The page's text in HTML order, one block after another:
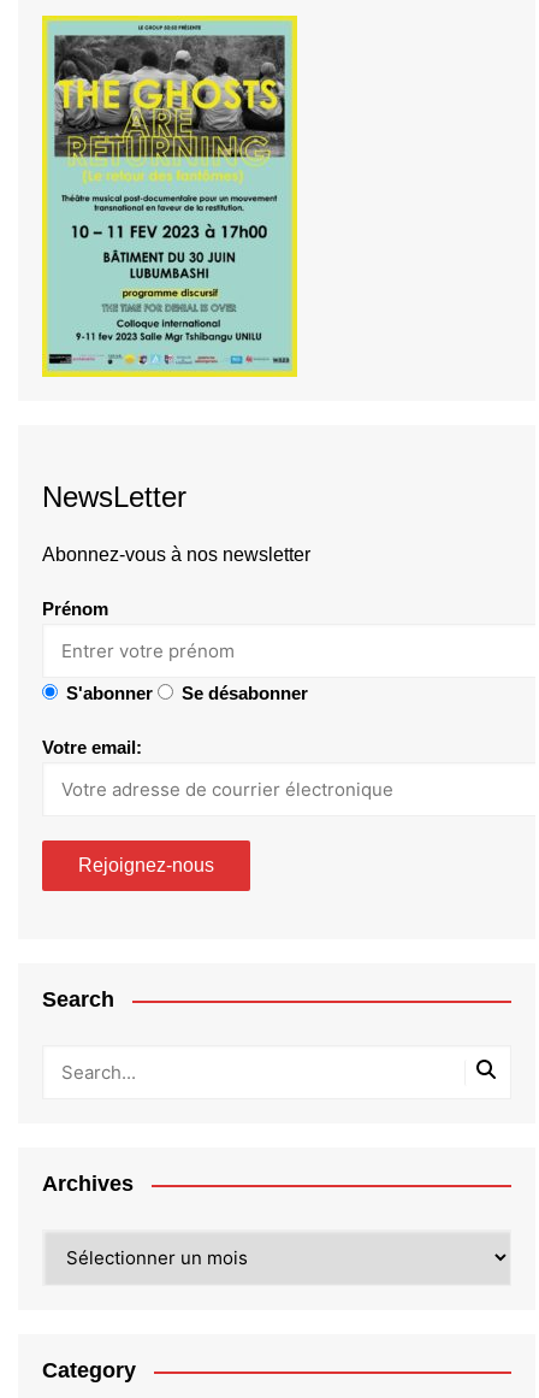
NewsLetter
Abonnez-vous à nos newsletter
Prénom
S'abonner Se désabonner
Votre email:
Search
Archives
Category